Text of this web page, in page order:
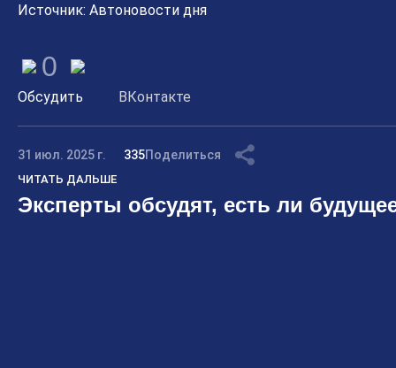
Источник: Автоновости дня
0
Обсудить ВКонтакте
31 июл. 2025 г. 335Поделиться
ЧИТАТЬ ДАЛЬШЕ
Эксперты обсудят, есть ли